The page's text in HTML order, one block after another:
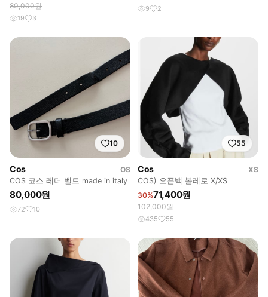
80,000원
19 3
9 2
10
Cos
OS
COS 코스 레더 벨트 made in italy
80,000원
72 10
55
Cos
XS
COS) 오픈백 볼레로 X/XS
30%71,400원
102,000원
435 55